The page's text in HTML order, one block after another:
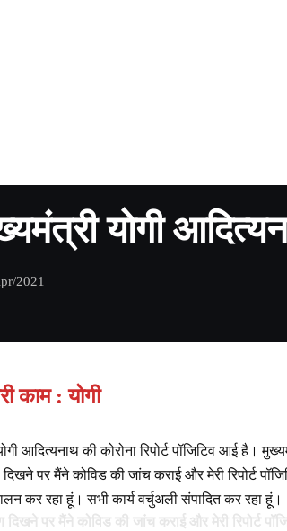
योगी
2021
काम : योगी
आदित्यनाथ की कोरोना रिपोर्ट पॉजिटिव आई है।
पर मैंने कोविड की जांच कराई और मेरी रिपोर्ट
कर रहा हूं। सभी कार्य वर्चुअली संपादित कर रहा हूं।
पर मैंने कोविड की जांच कराई और मेरी रिपोर्ट